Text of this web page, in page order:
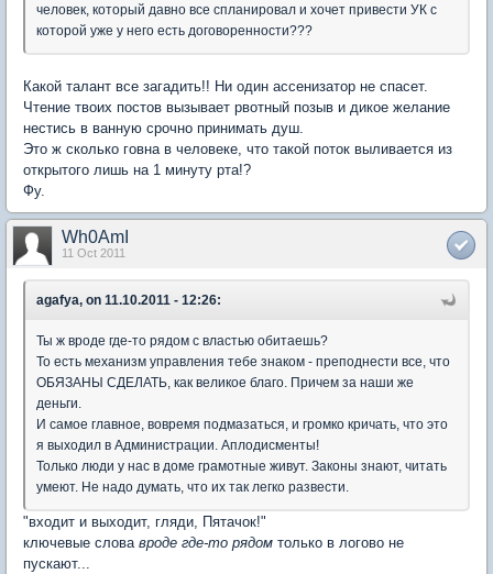
человек, который давно все спланировал и хочет привести УК с
которой уже у него есть договоренности???
Какой талант все загадить!! Ни один ассенизатор не спасет.
Чтение твоих постов вызывает рвотный позыв и дикое желание
нестись в ванную срочно принимать душ.
Это ж сколько говна в человеке, что такой поток выливается из
открытого лишь на 1 минуту рта!?
Фу.
Wh0AmI
11 Oct 2011
agafya, on 11.10.2011 - 12:26:
Ты ж вроде где-то рядом с властью обитаешь?
То есть механизм управления тебе знаком - преподнести все, что
ОБЯЗАНЫ СДЕЛАТЬ, как великое благо. Причем за наши же
деньги.
И самое главное, вовремя подмазаться, и громко кричать, что это
я выходил в Администрации. Аплодисменты!
Только люди у нас в доме грамотные живут. Законы знают, читать
умеют. Не надо думать, что их так легко развести.
"входит и выходит, гляди, Пятачок!"
ключевые слова вроде где-то рядом только в логово не
пускают...